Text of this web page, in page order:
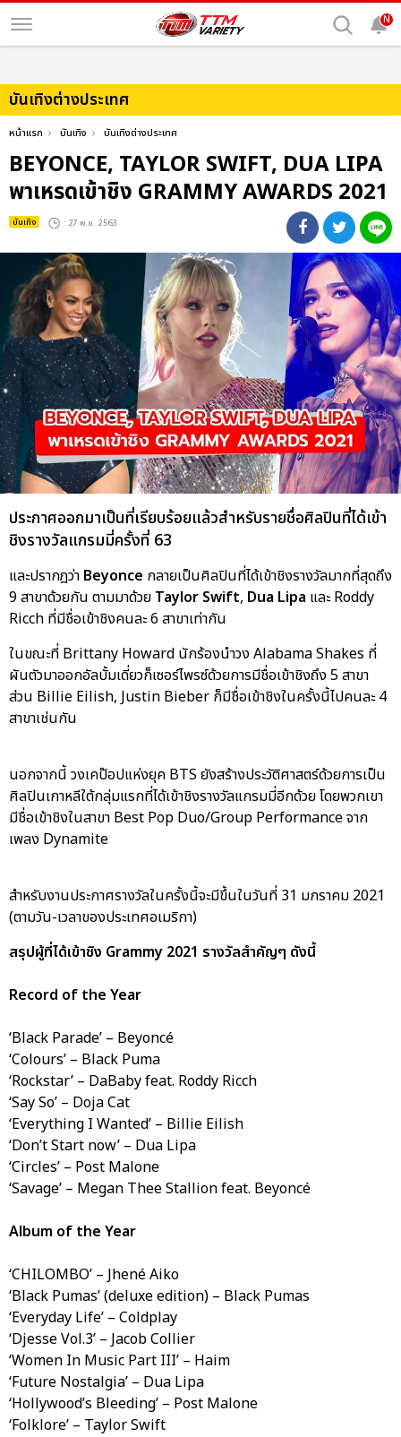
N
บันเทิงต่างประเทศ
หน้าแรก บันเทิง บันเทิงต่างประเทศ
BEYONCE, TAYLOR SWIFT, DUA LIPA
พาเหรดเข้าชิง GRAMMY AWARDS 2021
บันเทิง : 27 พ.ย. 2563
ประกาศออกมาเป็นที่เรียบร้อยแล้วสำหรับรายชื่อศิลปินที่ได้เข้า
ชิงรางวัลแกรมมี่ครั้งที่ 63
และปรากฎว่า Beyonce กลายเป็นศิลปินที่ได้เข้าชิงรางวัลมากที่สุดถึง
9 สาขาด้วยกัน ตามมาด้วย Taylor Swift, Dua Lipa และ Roddy
Ricch ที่มีชื่อเข้าชิงคนละ 6 สาขาเท่ากัน
ในขณะที่ Brittany Howard นักร้องนำวง Alabama Shakes ที่
ผันตัวมาออกอัลบั้มเดี่ยวก็เซอร์ไพรซ์ด้วยการมีชื่อเข้าชิงถึง 5 สาขา
ส่วน Billie Eilish, Justin Bieber ก็มีชื่อเข้าชิงในครั้งนี้ไปคนละ 4
สาขาเช่นกัน
นอกจากนี้ วงเคป๊อปแห่งยุค BTS ยังสร้างประวัติศาสตร์ด้วยการเป็น
ศิลปินเกาหลีใต้กลุ่มแรกที่ได้เข้าชิงรางวัลแกรมมี่อีกด้วย โดยพวกเขา
มีชื่อเข้าชิงในสาขา Best Pop Duo/Group Performance จาก
เพลง Dynamite
สำหรับงานประกาศรางวัลในครั้งนี้จะมีขึ้นในวันที่ 31 มกราคม 2021
(ตามวัน-เวลาของประเทศอเมริกา)
สรุปผู้ที่ได้เข้าชิง Grammy 2021 รางวัลสำคัญๆ ดังนี้
Record of the Year
‘Black Parade’ – Beyoncé
‘Colours’ – Black Puma
‘Rockstar’ – DaBaby feat. Roddy Ricch
‘Say So’ – Doja Cat
‘Everything I Wanted’ – Billie Eilish
‘Don’t Start now’ – Dua Lipa
‘Circles’ – Post Malone
‘Savage’ – Megan Thee Stallion feat. Beyoncé
Album of the Year
‘CHILOMBO’ – Jhené Aiko
‘Black Pumas’ (deluxe edition) – Black Pumas
‘Everyday Life’ – Coldplay
‘Djesse Vol.3’ – Jacob Collier
‘Women In Music Part III’ – Haim
‘Future Nostalgia’ – Dua Lipa
‘Hollywood’s Bleeding’ – Post Malone
‘Folklore’ – Taylor Swift